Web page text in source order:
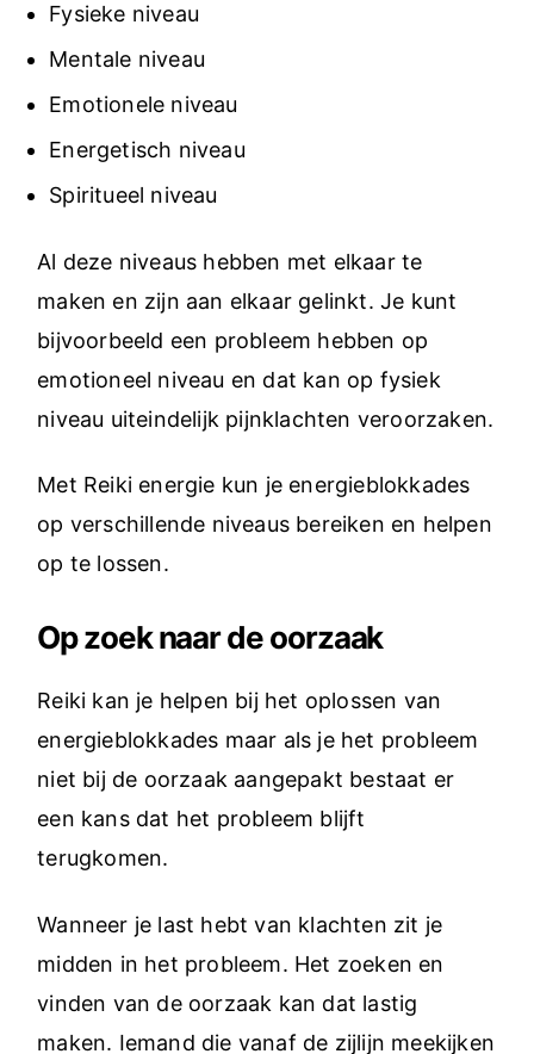
Fysieke niveau
Mentale niveau
Emotionele niveau
Energetisch niveau
Spiritueel niveau
Al deze niveaus hebben met elkaar te
maken en zijn aan elkaar gelinkt. Je kunt
bijvoorbeeld een probleem hebben op
emotioneel niveau en dat kan op fysiek
niveau uiteindelijk pijnklachten veroorzaken.
Met Reiki energie kun je energieblokkades
op verschillende niveaus bereiken en helpen
op te lossen.
Op zoek naar de oorzaak
Reiki kan je helpen bij het oplossen van
energieblokkades maar als je het probleem
niet bij de oorzaak aangepakt bestaat er
een kans dat het probleem blijft
terugkomen.
Wanneer je last hebt van klachten zit je
midden in het probleem. Het zoeken en
vinden van de oorzaak kan dat lastig
maken. Iemand die vanaf de zijlijn meekijken